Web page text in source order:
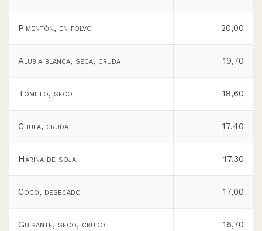
Pimentón, en polvo 20,00
Alubia blanca, seca, cruda 19,70
Tomillo, seco 18,60
Chufa, cruda 17,40
Harina de soja 17,30
Coco, desecado 17,00
Guisante, seco, crudo 16,70